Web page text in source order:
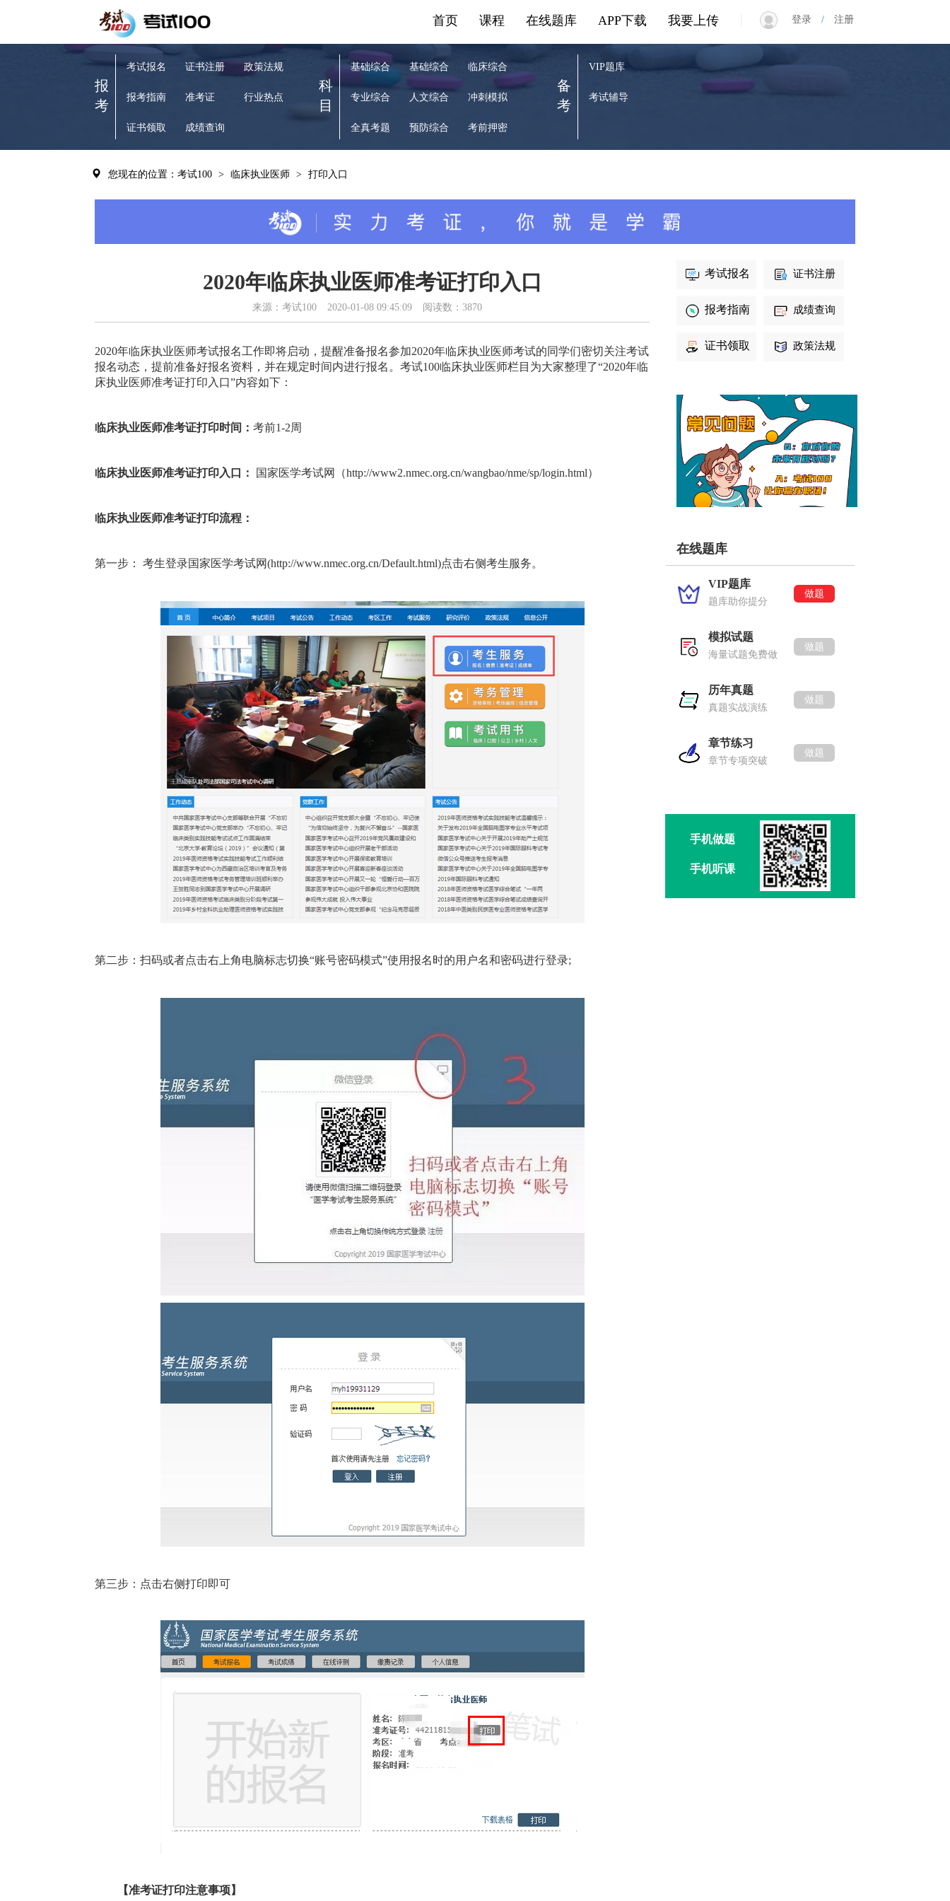
登录/ 注册
我要上传
APP下载
在线题库
课程
首页
报
考
考试报名
报考指南
证书领取
证书注册
准考证
成绩查询
政策法规
行业热点
科
目
基础综合
专业综合
全真考题
基础综合
人文综合
预防综合
临床综合
冲刺模拟
考前押密
备
考
VIP题库
考试辅导
您现在的位置：考试100 > 临床执业医师 > 打印入口
2020年临床执业医师准考证打印入口
来源：考试100 2020-01-08 09:45:09 阅读数：3870
2020年临床执业医师考试报名工作即将启动，提醒准备报名参加2020年临床执业医师考试的同学们密切关注考试
报名动态，提前准备好报名资料，并在规定时间内进行报名。考试100临床执业医师栏目为大家整理了“2020年临
床执业医师准考证打印入口”内容如下：
临床执业医师准考证打印时间：考前1-2周
临床执业医师准考证打印入口： 国家医学考试网（http://www2.nmec.org.cn/wangbao/nme/sp/login.html）
临床执业医师准考证打印流程：
第一步： 考生登录国家医学考试网(http://www.nmec.org.cn/Default.html)点击右侧考生服务。
第二步：扫码或者点击右上角电脑标志切换“账号密码模式”使用报名时的用户名和密码进行登录;
第三步：点击右侧打印即可
【准考证打印注意事项】
考试报名
报考指南
证书领取
证书注册
成绩查询
政策法规
在线题库
VIP题库
题库助你提分
做题
模拟试题
海量试题免费做
做题
历年真题
真题实战演练
做题
章节练习
章节专项突破
做题
手机做题
手机听课